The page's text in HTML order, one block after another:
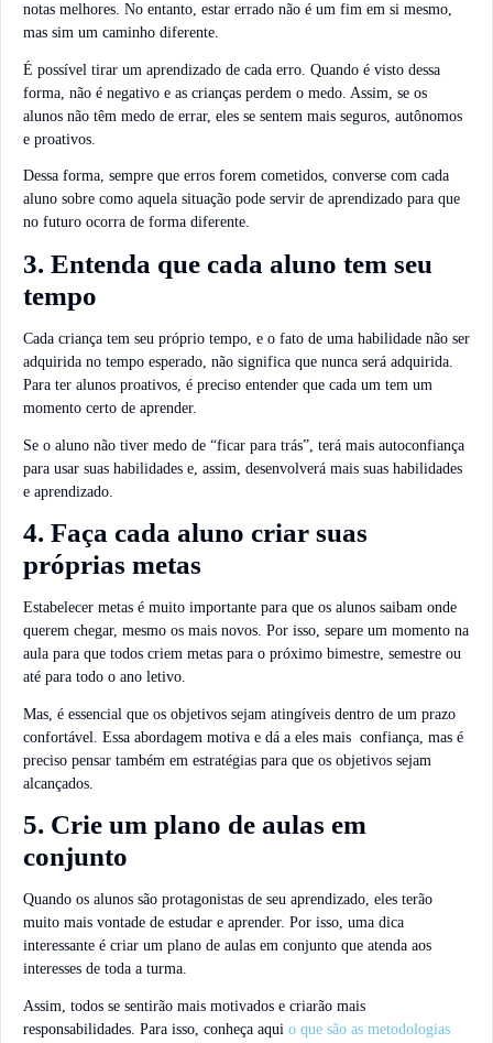
notas melhores. No entanto, estar errado não é um fim em si mesmo,
mas sim um caminho diferente.
É possível tirar um aprendizado de cada erro. Quando é visto dessa
forma, não é negativo e as crianças perdem o medo. Assim, se os
alunos não têm medo de errar, eles se sentem mais seguros, autônomos
e proativos.
Dessa forma, sempre que erros forem cometidos, converse com cada
aluno sobre como aquela situação pode servir de aprendizado para que
no futuro ocorra de forma diferente.
3. Entenda que cada aluno tem seu
tempo
Cada criança tem seu próprio tempo, e o fato de uma habilidade não ser
adquirida no tempo esperado, não significa que nunca será adquirida.
Para ter alunos proativos, é preciso entender que cada um tem um
momento certo de aprender.
Se o aluno não tiver medo de “ficar para trás”, terá mais autoconfiança
para usar suas habilidades e, assim, desenvolverá mais suas habilidades
e aprendizado.
4. Faça cada aluno criar suas
próprias metas
Estabelecer metas é muito importante para que os alunos saibam onde
querem chegar, mesmo os mais novos. Por isso, separe um momento na
aula para que todos criem metas para o próximo bimestre, semestre ou
até para todo o ano letivo.
Mas, é essencial que os objetivos sejam atingíveis dentro de um prazo
confortável. Essa abordagem motiva e dá a eles mais confiança, mas é
preciso pensar também em estratégias para que os objetivos sejam
alcançados.
5. Crie um plano de aulas em
conjunto
Quando os alunos são protagonistas de seu aprendizado, eles terão
muito mais vontade de estudar e aprender. Por isso, uma dica
interessante é criar um plano de aulas em conjunto que atenda aos
interesses de toda a turma.
Assim, todos se sentirão mais motivados e criarão mais
responsabilidades. Para isso, conheça aqui o que são as metodologias